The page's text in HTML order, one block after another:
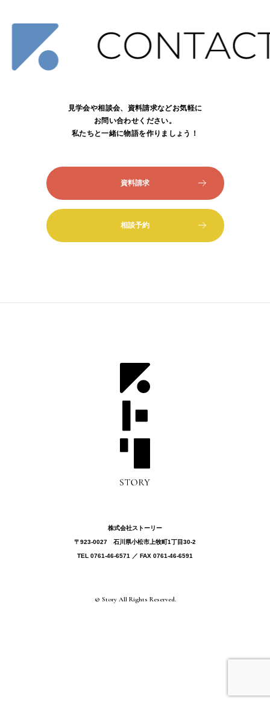
見学会や相談会、資料請求などお気軽に
お問い合わせください。
私たちと一緒に物語を作りましょう！
資料請求
相談予約
株式会社ストーリー
〒923-0027 ⽯川県⼩松市上牧町1丁目30-2
TEL 0761-46-6571 ／ FAX 0761-46-6591
© Story All Rights Reserved.